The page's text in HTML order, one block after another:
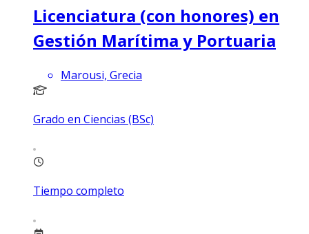
Licenciatura (con honores) en
Gestión Marítima y Portuaria
Marousi, Grecia
Grado en Ciencias (BSc)
Tiempo completo